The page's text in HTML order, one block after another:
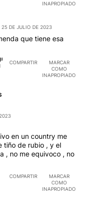
INAPROPIADO
Sungría.
25 DE JULIO DE 2023
que tiene esa
COMPARTIR
MARCAR
COMO
INAPROPIADO
en un country me
tiño de rubio , y el
, no me equivoco , no
COMPARTIR
MARCAR
COMO
INAPROPIADO